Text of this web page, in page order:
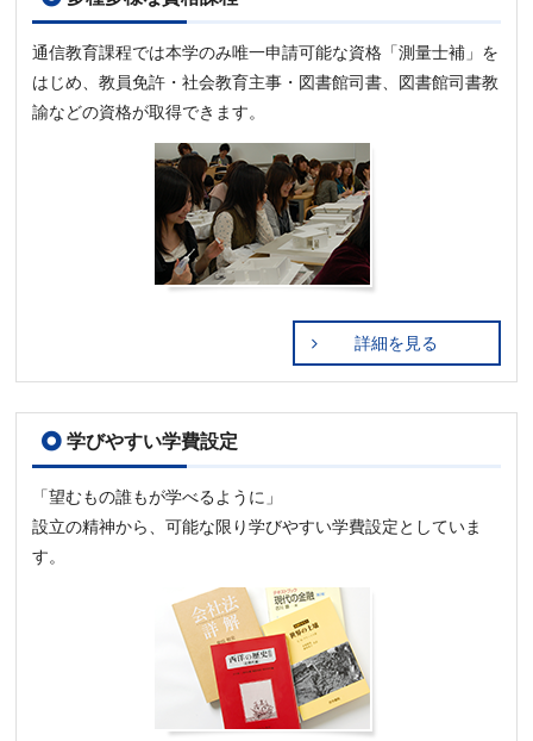
通信教育課程では本学のみ唯一申請可能な資格「測量士補」を
はじめ、教員免許・社会教育主事・図書館司書、図書館司書教
諭などの資格が取得できます。
詳細を見る
学びやすい学費設定
「望むもの誰もが学べるように」
設立の精神から、可能な限り学びやすい学費設定としていま
す。